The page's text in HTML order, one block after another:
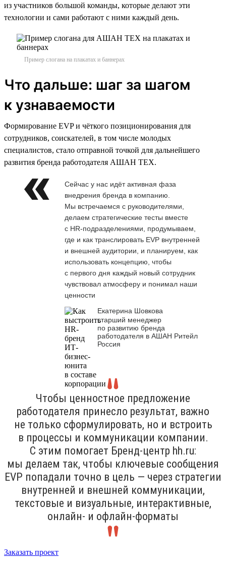
из участников большой команды, которые делают эти
технологии и сами работают с ними каждый день.
Пример слогана на плакатах и баннерах
Что дальше: шаг за шагом
к узнаваемости
Формирование EVP и чёткого позиционирования для
сотрудников, соискателей, в том числе молодых
специалистов, стало отправной точкой для дальнейшего
развития бренда работодателя АШАН ТЕХ.
Сейчас у нас идёт активная фаза
внедрения бренда в компанию.
Мы встречаемся с руководителями,
делаем стратегические тесты вместе
с HR-подразделениями, продумываем,
где и как транслировать EVP внутренней
и внешней аудитории, и планируем, как
использовать концепцию, чтобы
с первого дня каждый новый сотрудник
чувствовал атмосферу и понимал наши
ценности
Екатерина Шовкова
старший менеджер
по развитию бренда
работодателя в АШАН Ритейл
Россия
Чтобы ценностное предложение
работодателя принесло результат, важно
не только сформулировать, но и встроить
в процессы и коммуникации компании.
С этим помогает Бренд-центр hh.ru:
мы делаем так, чтобы ключевые сообщения
ЕVP попадали точно в цель — через стратегии
внутренней и внешней коммуникации,
текстовые и визуальные, интерактивные,
онлайн- и офлайн-форматы
Заказать проект